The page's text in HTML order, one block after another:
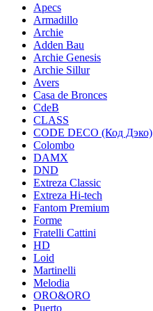
Apecs
Armadillo
Archie
Adden Bau
Archie Genesis
Archie Sillur
Avers
Casa de Bronces
CdeB
CLASS
CODE DECO (Код Дэко)
Colombo
DAMX
DND
Extreza Classic
Extreza Hi-tech
Fantom Premium
Forme
Fratelli Cattini
HD
Loid
Martinelli
Melodia
ORO&ORO
Puerto